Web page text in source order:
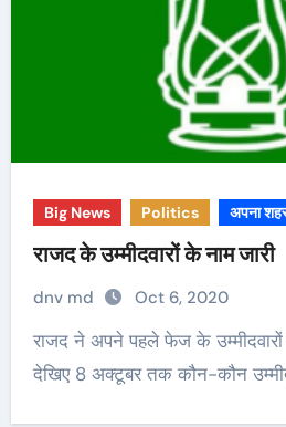
Big News Politics अपना
राजद के उम्मीदवारों के नाम जारी
dnv md Oct 6, 2020
राजद ने अपने पहले फेज के उम्मीदवारों की लिस्ट जारी की है.
देखिए 8 अक्टूबर तक कौन-कौन